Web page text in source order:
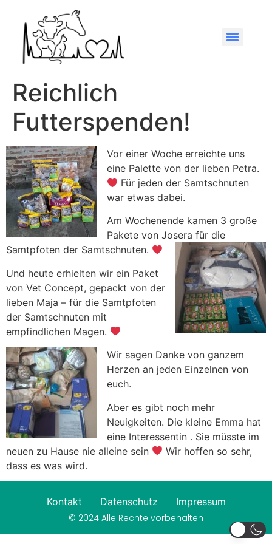
Reichlich
Futterspenden!
Vor einer Woche erreichte uns
eine Palette von der lieben Petra.
Für jeden der Samtschnuten
war etwas dabei.
Am Wochenende kamen 3 große
Pakete von Josera für die
Samtpfoten der Samtschnuten.
Und heute erhielten wir ein Paket
von Vet Concept, gepackt von der
lieben Maja – für die Samtpfoten
der Samtschnuten mit
empfindlichen Magen.
Wir sagen Danke von ganzem
Herzen an jeden Einzelnen von
euch.
Aber es gibt noch mehr
Neuigkeiten. Die kleine Emma hat
eine Interessentin . Sie müsste im
neuen zu Hause nie alleine sein
Wir hoffen so sehr,
dass es was wird.
Kontakt Datenschutz
Impressum
© 2024 Alle Rechte vorbehalten